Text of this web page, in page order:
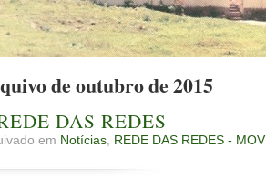
de outubro de 2015
DAS REDES
em Notícias REDE DAS REDES -